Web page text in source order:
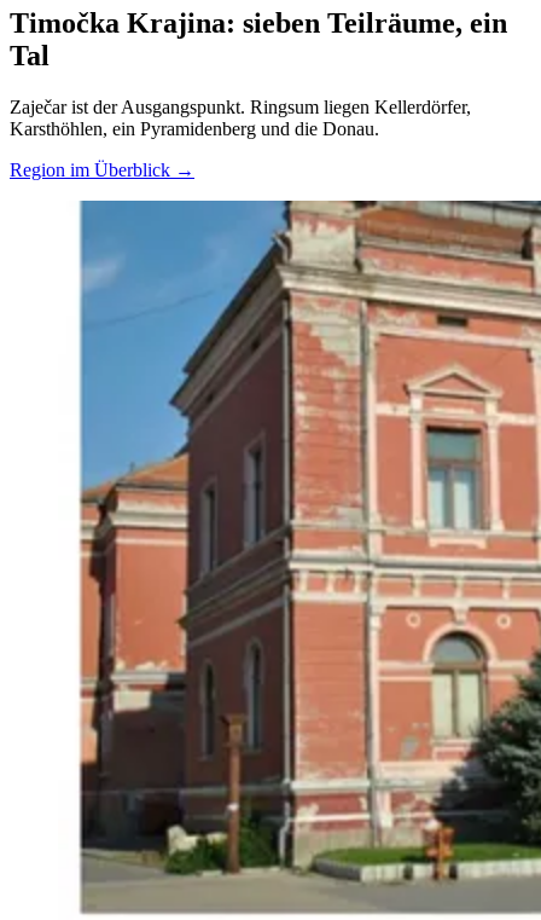
Timočka Krajina: sieben Teilräume, ein
Tal
Zaječar ist der Ausgangspunkt. Ringsum liegen Kellerdörfer,
Karsthöhlen, ein Pyramidenberg und die Donau.
Region im Überblick →